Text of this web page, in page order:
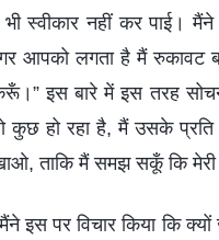
स्वीकार नहीं कर पाई। मैंने
आपको लगता है मैं
इस बारे में इस तरह
कुछ हो रहा है, मैं उसके
ताकि मैं समझ सकूँ कि मेरी
मैंने इस पर विचार किया कि